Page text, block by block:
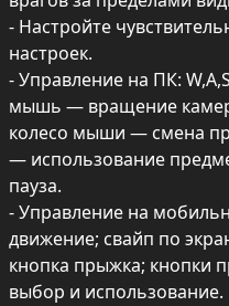
- Настройте
настроек.
- Управление на ПК:
мышь — вращение
колесо мыши — смена
— использование
пауза.
- Управление на
движение; свайп по
кнопка прыжка; кнопки
выбор и использование.